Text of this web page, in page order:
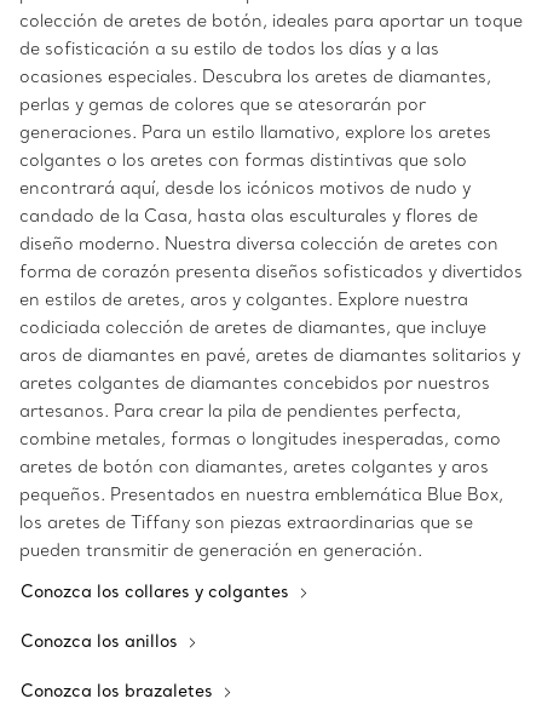
colección de aretes de botón, ideales para aportar un toque
de sofisticación a su estilo de todos los días y a las
ocasiones especiales. Descubra los aretes de diamantes,
perlas y gemas de colores que se atesorarán por
generaciones. Para un estilo llamativo, explore los aretes
colgantes o los aretes con formas distintivas que solo
encontrará aquí, desde los icónicos motivos de nudo y
candado de la Casa, hasta olas esculturales y flores de
diseño moderno. Nuestra diversa colección de aretes con
forma de corazón presenta diseños sofisticados y divertidos
en estilos de aretes, aros y colgantes. Explore nuestra
codiciada colección de aretes de diamantes, que incluye
aros de diamantes en pavé, aretes de diamantes solitarios y
aretes colgantes de diamantes concebidos por nuestros
artesanos. Para crear la pila de pendientes perfecta,
combine metales, formas o longitudes inesperadas, como
aretes de botón con diamantes, aretes colgantes y aros
pequeños. Presentados en nuestra emblemática Blue Box,
los aretes de Tiffany son piezas extraordinarias que se
pueden transmitir de generación en generación.
Conozca los collares y colgantes
Conozca los anillos
Conozca los brazaletes